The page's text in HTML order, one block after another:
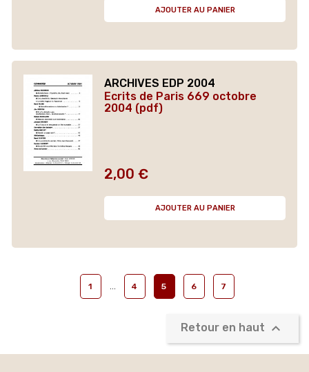
AJOUTER AU PANIER
ARCHIVES EDP 2004
Ecrits de Paris 669 octobre
2004 (pdf)
Prix
2,00 €
AJOUTER AU PANIER
1 4 5 6 7
Retour en haut 